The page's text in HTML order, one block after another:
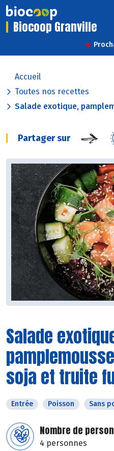
Biocoop Granville
Accueil
Toutes nos recettes
Salade exotique,
Partager sur
Salade
soja et truite
Entrée Poisson Sans
Nombre de
4 personnes